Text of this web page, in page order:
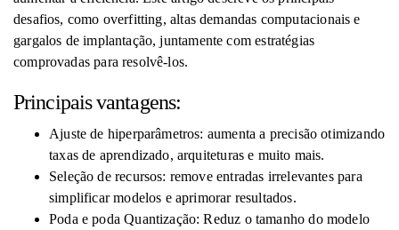
desafios, como overfitting, altas demandas computacionais e
gargalos de implantação, juntamente com estratégias
comprovadas para resolvê-los.
Principais vantagens:
Ajuste de hiperparâmetros: aumenta a precisão otimizando
taxas de aprendizado, arquiteturas e muito mais.
Seleção de recursos: remove entradas irrelevantes para
simplificar modelos e aprimorar resultados.
Poda e poda Quantização: Reduz o tamanho do modelo